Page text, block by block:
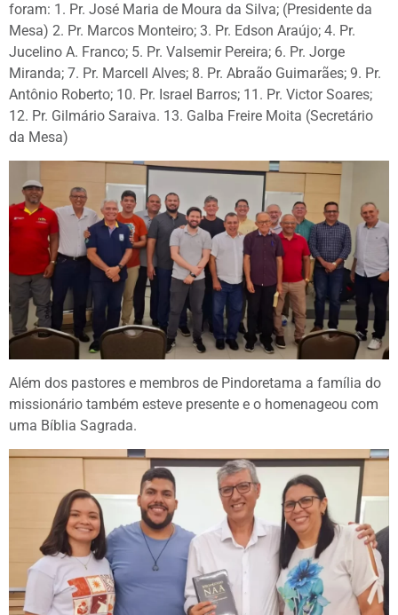
foram: 1. Pr. José Maria de Moura da Silva; (Presidente da
Mesa) 2. Pr. Marcos Monteiro; 3. Pr. Edson Araújo; 4. Pr.
Jucelino A. Franco; 5. Pr. Valsemir Pereira; 6. Pr. Jorge
Miranda; 7. Pr. Marcell Alves; 8. Pr. Abraão Guimarães; 9. Pr.
Antônio Roberto; 10. Pr. Israel Barros; 11. Pr. Victor Soares;
12. ⁠Pr. Gilmário Saraiva. 13. Galba Freire Moita (Secretário
da Mesa)
Além dos pastores e membros de Pindoretama a família do
missionário também esteve presente e o homenageou com
uma Bíblia Sagrada.